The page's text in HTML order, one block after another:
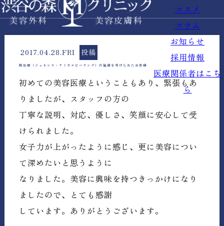
コスメ
コラム
お知らせ
採用情報
医療関係者はこち
ら
2017.04.28.FRI 投稿
肌治療（ジェネシス・ケミカルピーリング）の施術を受けられたお客様
初めての美容医療ということもあり、緊張もあ
りましたが、スタッフの方の
丁寧な説明、対応、優しさ、笑顔に安心して受
けられました。
女子力が上がったように感じ、更に美容につい
て深めたいと思うように
なりました。美容に興味を持つきっかけになり
ましたので、とても感謝
しています。ありがとうございます。